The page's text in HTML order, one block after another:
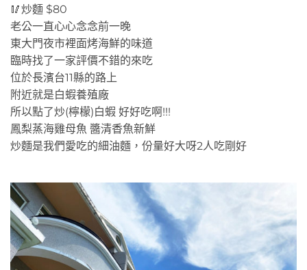
🥢炒麵 $80
老公一直心心念念前一晚
東大門夜市裡面烤海鮮的味道
臨時找了一家評價不錯的來吃
位於長濱台11縣的路上
附近就是白蝦養殖廠
所以點了炒(檸檬)白蝦 好好吃啊!!!
鳳梨蒸海雞母魚 醬清香魚新鮮
炒麵是我們愛吃的細油麵，份量好大呀2人吃剛好